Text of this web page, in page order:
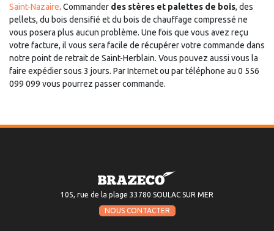
Saint-Nazaire. Commander des stères et palettes de bois, des
pellets, du bois densifié et du bois de chauffage compressé ne
vous posera plus aucun problème. Une fois que vous avez reçu
votre facture, il vous sera facile de récupérer votre commande dans
notre point de retrait de Saint-Herblain. Vous pouvez aussi vous la
faire expédier sous 3 jours. Par Internet ou par téléphone au 0 556
099 099 vous pourrez passer commande.
105, rue de la plage 33780 SOULAC SUR MER
NOUS CONTACTER